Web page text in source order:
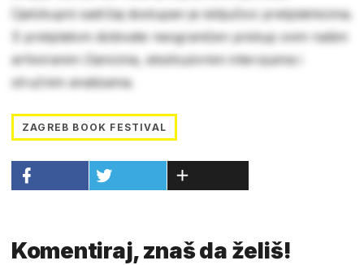
Cjelokupni sadržaj dostupan je isključivo pretplatnicima.
S pretplatom dobivate neograničen pristup svim našim
arhiviranim člancima, ekskluzivnim intervjuima i
stručnim analizama.
ZAGREB BOOK FESTIVAL
Komentiraj, znaš da želiš!